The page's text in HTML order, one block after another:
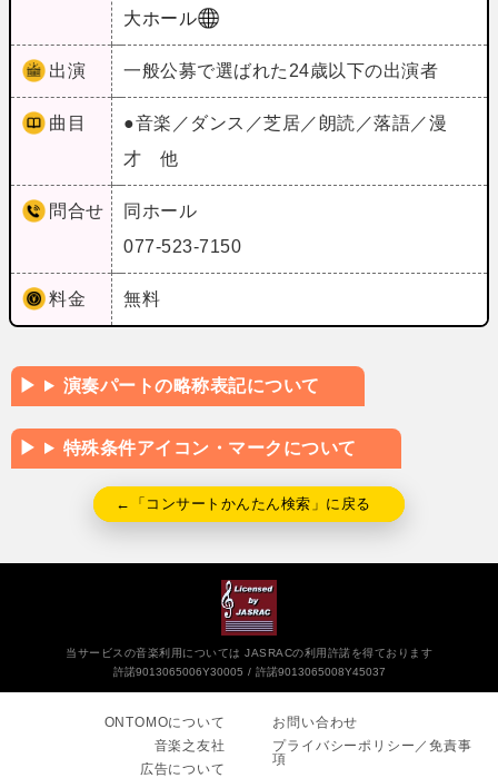
大ホール
出演 一般公募で選ばれた24歳以下の出演者
曲目
●音楽／ダンス／芝居／朗読／落語／漫
才 他
問合せ
同ホール
077-523-7150
料金 無料
演奏パートの略称表記について
特殊条件アイコン・マークについて
←「コンサートかんたん検索」に戻る
当サービスの音楽利用については JASRACの利用許諾を得ております
許諾9013065006Y30005
許諾9013065008Y45037
ONTOMOについて
音楽之友社
広告について
お問い合わせ
プライバシーポリシー／免責事
項